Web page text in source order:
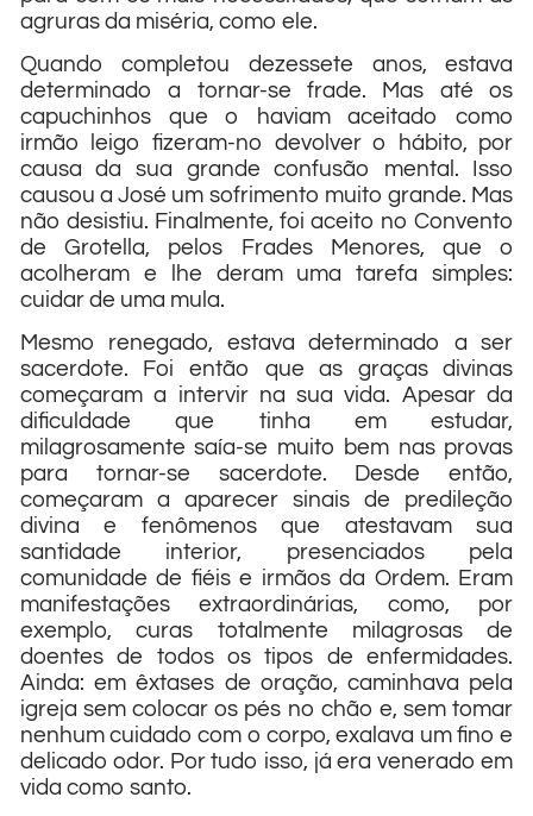
agruras da miséria, como ele.
Quando completou dezessete anos, estava
determinado a tornar-se frade. Mas até os
capuchinhos que o haviam aceitado como
irmão leigo fizeram-no devolver o hábito, por
causa da sua grande confusão mental. Isso
causou a José um sofrimento muito grande. Mas
não desistiu. Finalmente, foi aceito no Convento
de Grotella, pelos Frades Menores, que o
acolheram e lhe deram uma tarefa simples:
cuidar de uma mula.
Mesmo renegado, estava determinado a ser
sacerdote. Foi então que as graças divinas
começaram a intervir na sua vida. Apesar da
dificuldade que tinha em estudar,
milagrosamente saía-se muito bem nas provas
para tornar-se sacerdote. Desde então,
começaram a aparecer sinais de predileção
divina e fenômenos que atestavam sua
santidade interior, presenciados pela
comunidade de fiéis e irmãos da Ordem. Eram
manifestações extraordinárias, como, por
exemplo, curas totalmente milagrosas de
doentes de todos os tipos de enfermidades.
Ainda: em êxtases de oração, caminhava pela
igreja sem colocar os pés no chão e, sem tomar
nenhum cuidado com o corpo, exalava um fino e
delicado odor. Por tudo isso, já era venerado em
vida como santo.